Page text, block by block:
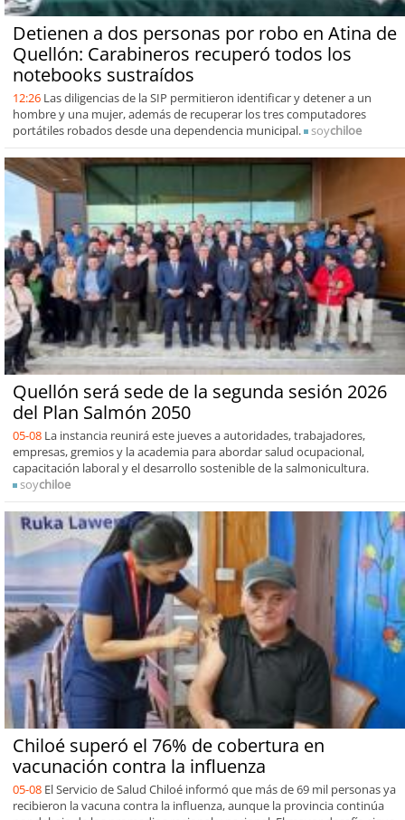
Detienen a dos personas por robo en Atina de
Quellón: Carabineros recuperó todos los
notebooks sustraídos
12:26 Las diligencias de la SIP permitieron identificar y detener a un
hombre y una mujer, además de recuperar los tres computadores
portátiles robados desde una dependencia municipal.
soychiloe
Quellón será sede de la segunda sesión 2026
del Plan Salmón 2050
05-08 La instancia reunirá este jueves a autoridades, trabajadores,
empresas, gremios y la academia para abordar salud ocupacional,
capacitación laboral y el desarrollo sostenible de la salmonicultura.
soychiloe
Chiloé superó el 76% de cobertura en
vacunación contra la influenza
05-08 El Servicio de Salud Chiloé informó que más de 69 mil personas ya
recibieron la vacuna contra la influenza, aunque la provincia continúa